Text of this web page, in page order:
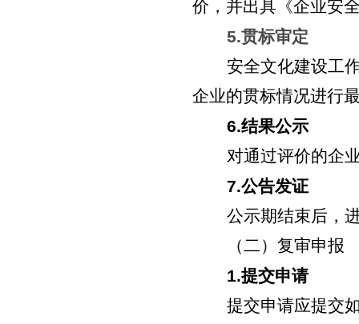
价，并出具《企业安
5.贯标审定
安全文化建设工
企业的贯标情况进行
6.结果公示
对通过评价的企
7.公告发证
公示期结束后，
（二）复审申报
1.提交申请
提交申请应提交